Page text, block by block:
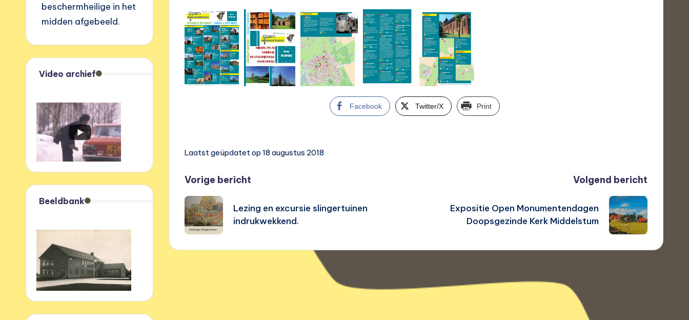
Facebook Twitter/X Print
Laatst geüpdatet op 18 augustus 2018
Bericht
navigatie
Vorige bericht
Lezing en excursie slingertuinen
indrukwekkend.
Volgend bericht
Expositie Open Monumentendagen
Doopsgezinde Kerk Middelstum
beschermheilige in het
midden afgebeeld.
Video archief
Beeldbank